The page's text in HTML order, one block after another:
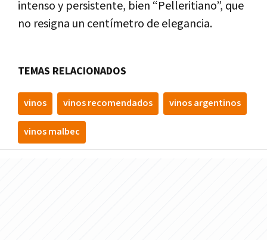
intenso y persistente, bien “Pelleritiano”, que
no resigna un centímetro de elegancia.
TEMAS RELACIONADOS
vinos vinos recomendados vinos argentinos
vinos malbec